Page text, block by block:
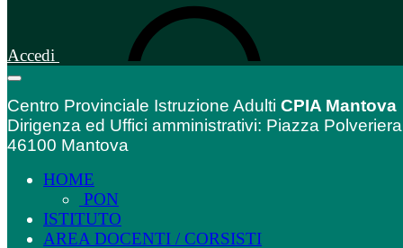
Accedi
Centro Provinciale Istruzione Adulti CPIA Mantova
Dirigenza ed Uffici amministrativi: Piazza
46100 Mantova
HOME
PON
ISTITUTO
AREA DOCENTI / CORSISTI